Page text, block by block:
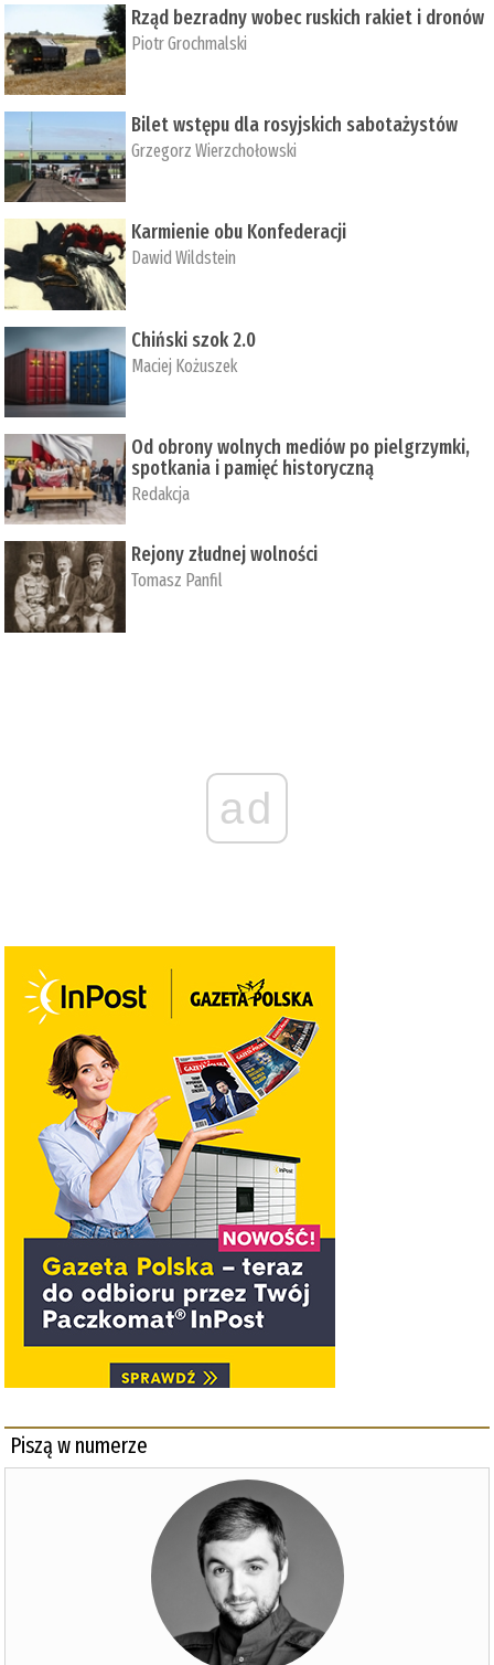
Rząd bezradny wobec ruskich rakiet i dronów
Piotr Grochmalski
Bilet wstępu dla rosyjskich sabotażystów
Grzegorz Wierzchołowski
Karmienie obu Konfederacji
Dawid Wildstein
Chiński szok 2.0
Maciej Kożuszek
Od obrony wolnych mediów po pielgrzymki,
spotkania i pamięć historyczną
Redakcja
Rejony złudnej wolności
Tomasz Panfil
ad
Piszą w numerze